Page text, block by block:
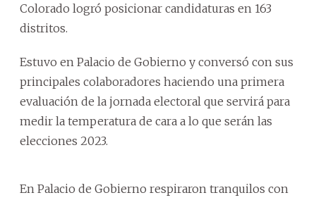
Colorado logró posicionar candidaturas en 163
distritos.
Estuvo en Palacio de Gobierno y conversó con sus
principales colaboradores haciendo una primera
evaluación de la jornada electoral que servirá para
medir la temperatura de cara a lo que serán las
elecciones 2023.
En Palacio de Gobierno respiraron tranquilos con